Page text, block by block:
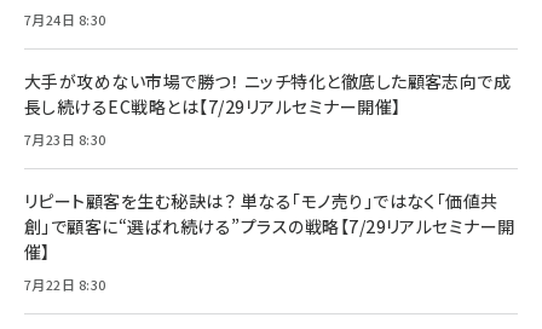
7月24日 8:30
大手が攻めない市場で勝つ！ ニッチ特化と徹底した顧客志向で成
長し続けるEC戦略とは【7/29リアルセミナー開催】
7月23日 8:30
リピート顧客を生む秘訣は？ 単なる「モノ売り」ではなく「価値共
創」で顧客に“選ばれ続ける”プラスの戦略【7/29リアルセミナー開
催】
7月22日 8:30